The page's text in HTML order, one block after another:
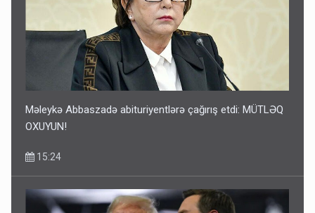
Məleykə Abbaszadə abituriyentlərə çağırış etdi: MÜTLƏQ
OXUYUN!
15:24